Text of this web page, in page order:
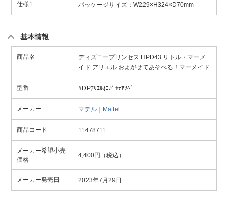
仕様1 パッケージサイズ：W229×H324×D70mm
基本情報
商品名
ディズニープリンセス HPD43 リトル・マーメ
イド アリエル およがせてあそべる！マーメイド
型番 #DPｱﾘｴﾙｵﾖｶﾞｾﾃｱｿﾍﾞ
メーカー マテル｜Mattel
商品コード 11478711
メーカー希望小売
価格
4,400円（税込）
メーカー発売日 2023年7月29日